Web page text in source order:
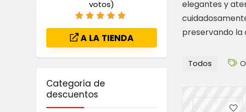
elegantes y
preservando la
votos)
A LA TIENDA
Categoría de
descuentos
Todos